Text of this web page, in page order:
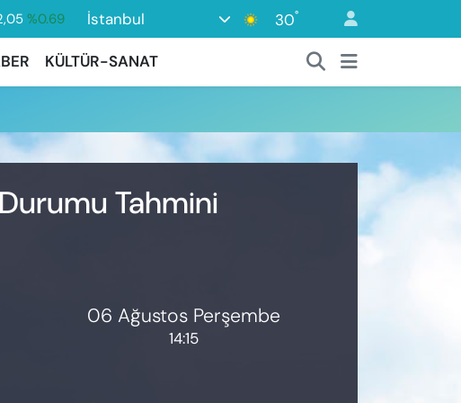
%0.69
%0.06
%0.1
%0.32
İstanbul 30°
KÜLTÜR-SANAT
Tahmini
06 Ağustos Perşembe
14:15